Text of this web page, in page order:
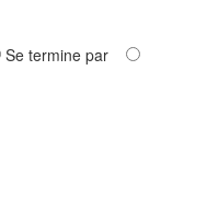
Se termine par